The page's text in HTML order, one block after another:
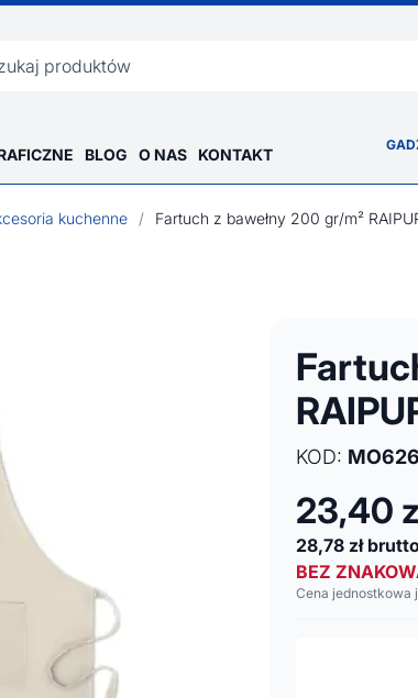
BLOG O NAS KONTAKT
kuchenne / Fartuch z bawełny 200 gr/m²
KOD:
23,40
28,78 zł
BEZ
Cena jednostkowa